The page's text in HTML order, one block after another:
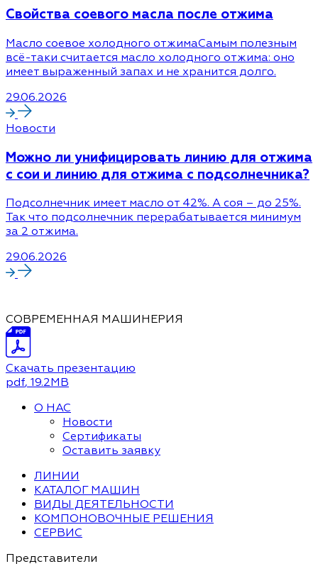
Cвойства соевого масла после отжима
Масло соевое холодного отжимаСамым полезным
всё-таки считается масло холодного отжима: оно
имеет выраженный запах и не хранится долго.
29.06.2026
Новости
Можно ли унифицировать линию для отжима
с сои и линию для отжима с подсолнечника?
Подсолнечник имеет масло от 42%. А соя – до 25%.
Так что подсолнечник перерабатывается минимум
за 2 отжима.
29.06.2026
СОВРЕМЕННАЯ МАШИНЕРИЯ
Скачать презентацию
pdf, 19.2MB
О НАС
Новости
Сертификаты
Оставить заявку
ЛИНИИ
КАТАЛОГ МАШИН
ВИДЫ ДЕЯТЕЛЬНОСТИ
КОМПОНОВОЧНЫЕ РЕШЕНИЯ
СЕРВИС
Представители